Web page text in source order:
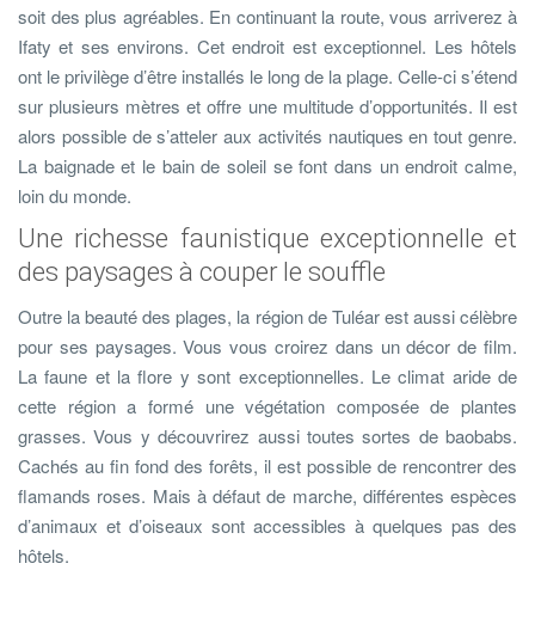
soit des plus agréables. En continuant la route, vous arriverez à
Ifaty et ses environs. Cet endroit est exceptionnel. Les hôtels
ont le privilège d’être installés le long de la plage. Celle-ci s’étend
sur plusieurs mètres et offre une multitude d’opportunités. Il est
alors possible de s’atteler aux activités nautiques en tout genre.
La baignade et le bain de soleil se font dans un endroit calme,
loin du monde.
Une richesse faunistique exceptionnelle et
des paysages à couper le souffle
Outre la beauté des plages, la région de Tuléar est aussi célèbre
pour ses paysages. Vous vous croirez dans un décor de film.
La faune et la flore y sont exceptionnelles. Le climat aride de
cette région a formé une végétation composée de plantes
grasses. Vous y découvrirez aussi toutes sortes de baobabs.
Cachés au fin fond des forêts, il est possible de rencontrer des
flamands roses. Mais à défaut de marche, différentes espèces
d’animaux et d’oiseaux sont accessibles à quelques pas des
hôtels.